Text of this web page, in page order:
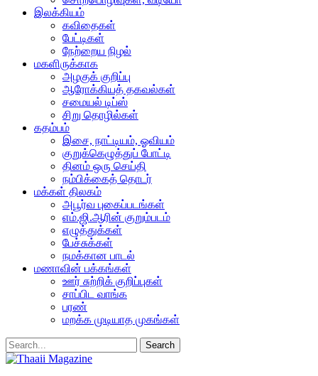
இலக்கியம்
கவிதைகள்
பேட்டிகள்
நேற்றைய நிழல்
மகளிருக்காக
அழகுக் குறிப்பு
ஆரோக்கியத் தகவல்கள்
சமையல் டிப்ஸ்
சிறு தொழில்கள்
கதம்பம்
இசை, நாட்டியம், ஓவியம்
குறுக்கெழுத்துப் போட்டி
தினம் ஒரு செய்தி
நம்பிக்கைத் தொடர்
மக்கள் திலகம்
அபூர்வ புகைப்படங்கள்
எம்.ஜி.ஆரின் குறும்படம்
எழுத்துக்கள்
பேச்சுக்கள்
நமக்கான பாடல்
மணாவின் பக்கங்கள்
ஊர் சுற்றிக் குறிப்புகள்
சாப்பிட வாங்க
பரண்
மறக்க முடியாத முகங்கள்